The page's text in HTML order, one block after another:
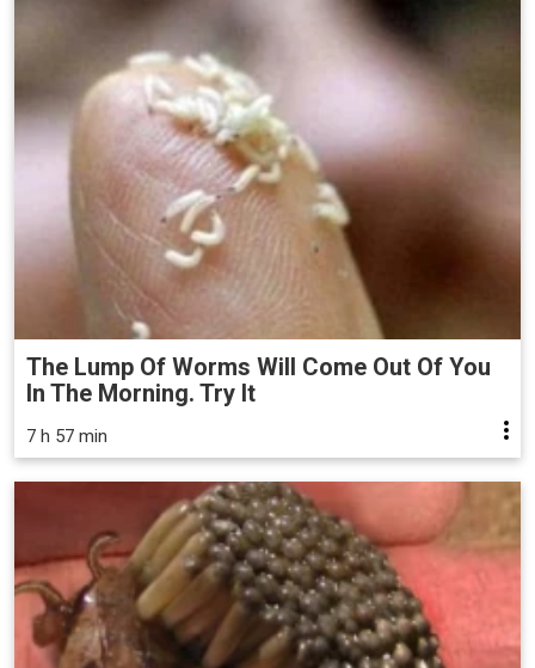
The Lump Of Worms Will Come Out Of You
In The Morning. Try It
7 h 57 min